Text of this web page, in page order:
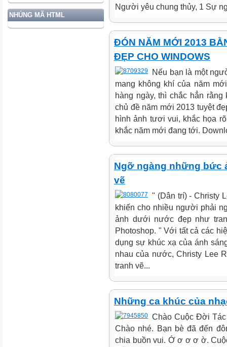
NHÚNG MÃ HTML
Người yêu chung thủy, 1 Sự
ĐÓN NĂM MỚI 2013
ĐẸP CHO WINDOWS
Nếu bạn là một
mang không khí của năm
hàng ngày, thì chắc hẳn
chủ đề năm mới 2013 tuyệt
hình ảnh tươi vui, khắc họa
khắc năm mới đang tới.
Ngỡ ngàng những bức
vẽ
" (Dân trí) - Christy
khiến cho nhiều người phải
ảnh dưới nước đẹp như
Photoshop. " Với tất cả các
dụng sự khúc xạ của ánh
nhau của nước, Christy Lee
tranh vẽ...
Những ca khúc của
Chào Cuộc Đời Tác
Chào nhé. Bạn bè đã đến
chia buồn vui. Ớ ơ ơ ơ ờ.